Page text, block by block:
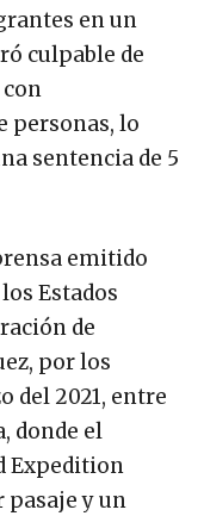
en un
culpable de
personas, lo
sentencia de 5
emitido
Estados
de
por los
del 2021, entre
donde el
Expedition
pasaje y un